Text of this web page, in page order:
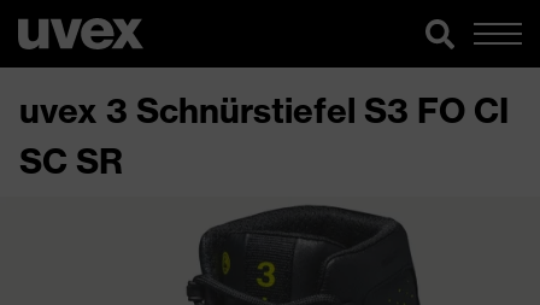
uvex 3 Schnürstiefel S3 FO CI
SC SR